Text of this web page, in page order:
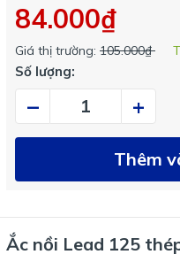
84.000₫
Giá thị trường: 105.000₫
Số lượng:
– +
Thêm
Ắc nồi Lead 125